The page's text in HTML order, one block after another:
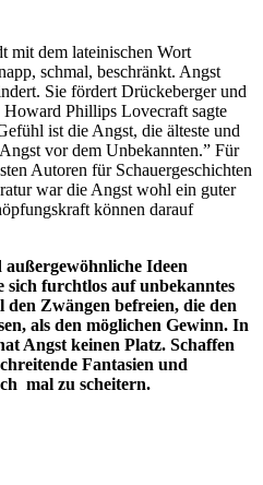
mit dem lateinischen Wort
schmal, beschränkt. Angst
Sie fördert Drückeberger und
Howard Phillips Lovecraft sagte
ist die Angst, die älteste und
vor dem Unbekannten.” Für
Autoren für Schauergeschichten
war die Angst wohl ein guter
können darauf
außergewöhnliche Ideen
sich furchtlos auf unbekanntes
den Zwängen befreien, die den
als den möglichen Gewinn. In
Angst keinen Platz. Schaffen
Fantasien und
mal zu scheitern.